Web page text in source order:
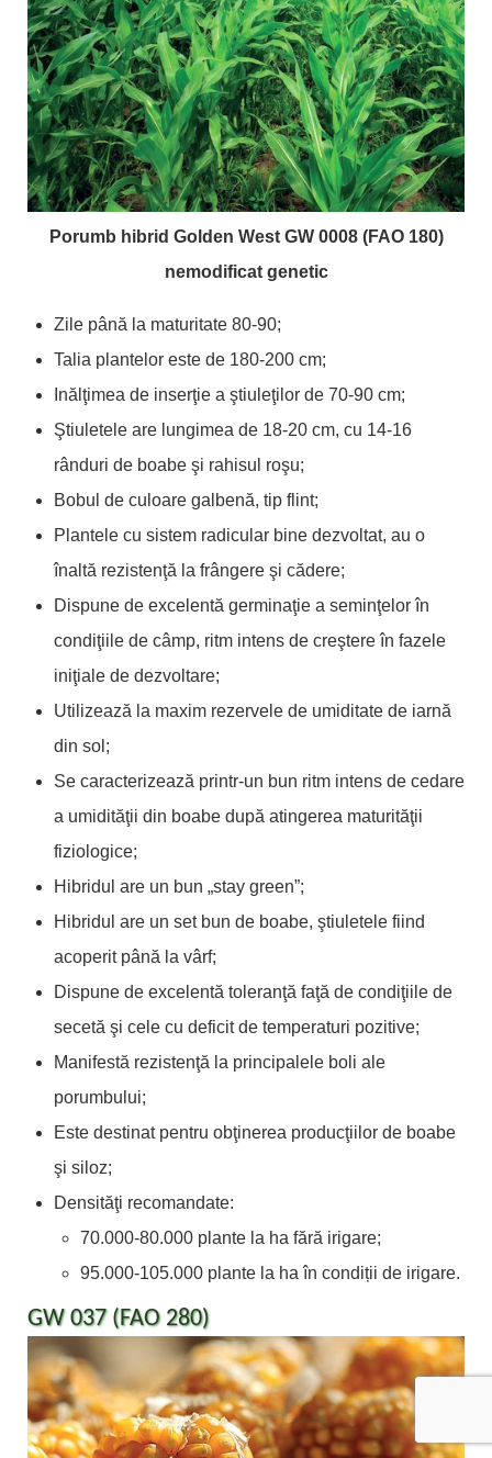
Porumb hibrid Golden West GW 0008 (FAO 180)
nemodificat genetic
Zile până la maturitate 80-90;
Talia plantelor este de 180-200 cm;
Inălţimea de inserţie a ştiuleţilor de 70-90 cm;
Ştiuletele are lungimea de 18-20 cm, cu 14-16
rânduri de boabe şi rahisul roşu;
Bobul de culoare galbenă, tip flint;
Plantele cu sistem radicular bine dezvoltat, au o
înaltă rezistenţă la frângere şi cădere;
Dispune de excelentă germinaţie a seminţelor în
condiţiile de câmp, ritm intens de creştere în fazele
iniţiale de dezvoltare;
Utilizează la maxim rezervele de umiditate de iarnă
din sol;
Se caracterizează printr-un bun ritm intens de cedare
a umidităţii din boabe după atingerea maturităţii
fiziologice;
Hibridul are un bun „stay green”;
Hibridul are un set bun de boabe, ştiuletele fiind
acoperit până la vârf;
Dispune de excelentă toleranţă faţă de condiţiile de
secetă şi cele cu deficit de temperaturi pozitive;
Manifestă rezistenţă la principalele boli ale
porumbului;
Este destinat pentru obţinerea producţiilor de boabe
şi siloz;
Densităţi recomandate:
70.000-80.000 plante la ha fără irigare;
95.000-105.000 plante la ha în condiții de irigare.
GW 037 (FAO 280)